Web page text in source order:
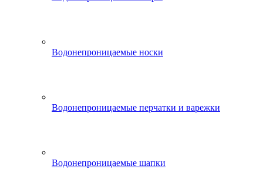
Водонепроницаемые носки
Водонепроницаемые перчатки и варежки
Водонепроницаемые шапки